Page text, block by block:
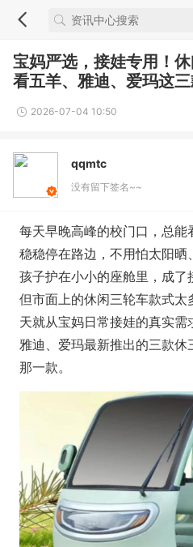
宝妈严选，接娃专用！
看五羊、雅迪、爱玛这三
2026-07-04 10:50
qqmtc
没有留下签名~~
每天早晚高峰的校门口，总
稳稳停在路边，不用怕太阳
孩子护在小小的座舱里，成了
但市面上的休闲三轮车款式
天就从宝妈日常接娃的真实需
雅迪、爱玛最新推出的三款
那一款。